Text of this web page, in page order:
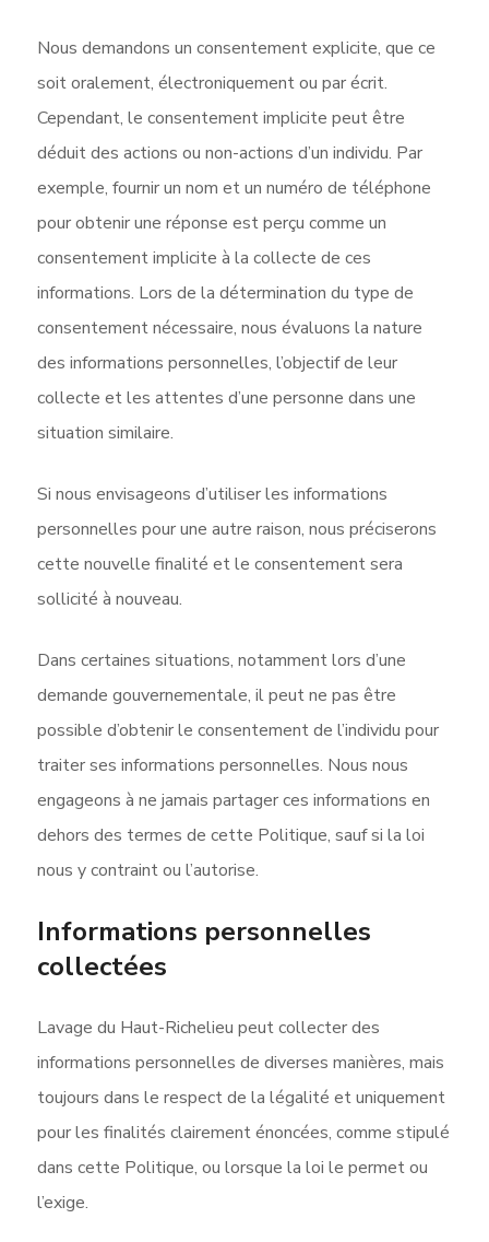
Nous demandons un consentement explicite, que ce
soit oralement, électroniquement ou par écrit.
Cependant, le consentement implicite peut être
déduit des actions ou non-actions d’un individu. Par
exemple, fournir un nom et un numéro de téléphone
pour obtenir une réponse est perçu comme un
consentement implicite à la collecte de ces
informations. Lors de la détermination du type de
consentement nécessaire, nous évaluons la nature
des informations personnelles, l’objectif de leur
collecte et les attentes d’une personne dans une
situation similaire.
Si nous envisageons d’utiliser les informations
personnelles pour une autre raison, nous préciserons
cette nouvelle finalité et le consentement sera
sollicité à nouveau.
Dans certaines situations, notamment lors d’une
demande gouvernementale, il peut ne pas être
possible d’obtenir le consentement de l’individu pour
traiter ses informations personnelles. Nous nous
engageons à ne jamais partager ces informations en
dehors des termes de cette Politique, sauf si la loi
nous y contraint ou l’autorise.
Informations personnelles
collectées
Lavage du Haut-Richelieu peut collecter des
informations personnelles de diverses manières, mais
toujours dans le respect de la légalité et uniquement
pour les finalités clairement énoncées, comme stipulé
dans cette Politique, ou lorsque la loi le permet ou
l’exige.